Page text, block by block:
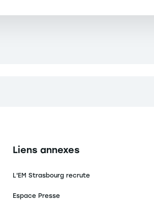
Navigation secondaire footer
Liens annexes
L'EM Strasbourg recrute
Espace Presse